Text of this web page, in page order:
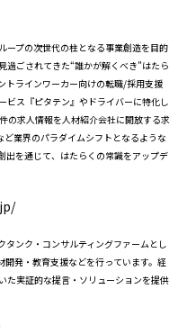
ープの次世代の柱となる事業創造を目的
ごされてきた“誰かが解くべき”はたら
トラインワーカー向けの転職/採用支援
ビス『ピタテン』やドライバーに特化し
の求人情報を人材紹介会社に開放する求
業界のパラダイムシフトとなるような
出を通じて、はたらくの常識をアップデ
ンク・コンサルティングファームとし
発・教育支援などを行っています。経
た実証的な提言・ソリューションを提供